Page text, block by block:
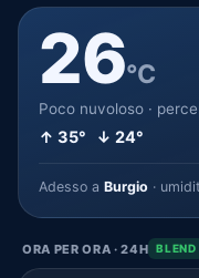
26°C
Poco nuvoloso ·
↑ 35° ↓ 24°
Adesso a Burgio ·
ORA PER ORA · 24H BLEND